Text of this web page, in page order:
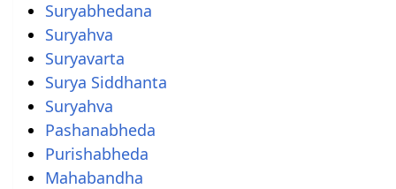
Suryabhedana
Suryahva
Suryavarta
Surya Siddhanta
Suryahva
Pashanabheda
Purishabheda
Mahabandha